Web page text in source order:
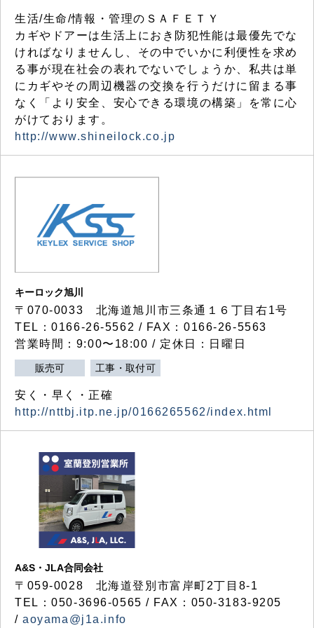
生活/生命/情報・管理のＳＡＦＥＴＹ
カギやドアーは生活上におき防犯性能は最優先でな
ければなりませんし、その中でいかに利便性を求め
る事が現在社会の表れでないでしょうか、私共は単
にカギやその周辺機器の交換を行うだけに留まる事
なく「より安全、安心できる環境の構築」を常に心
がけております。
http://www.shineilock.co.jp
キーロック旭川
〒070-0033 北海道旭川市三条通１６丁目右1号
TEL：0166-26-5562 / FAX：0166-26-5563
営業時間：9:00〜18:00 / 定休日：日曜日
販売可 工事・取付可
安く・早く・正確
http://nttbj.itp.ne.jp/0166265562/index.html
A&S・JLA合同会社
〒 059-0028 北海道登別市富岸町2丁目 8-1
TEL：050-3696-0565 / FAX：050-3183-9205
/aoyama@j1a.info